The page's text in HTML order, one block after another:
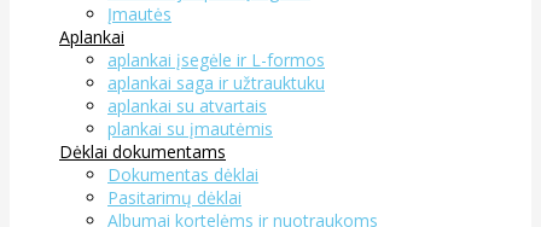
Įmautės
Aplankai
aplankai įsegėle ir L-formos
aplankai saga ir užtrauktuku
aplankai su atvartais
plankai su įmautėmis
Dėklai dokumentams
Dokumentas dėklai
Pasitarimų dėklai
Albumai kortelėms ir nuotraukoms